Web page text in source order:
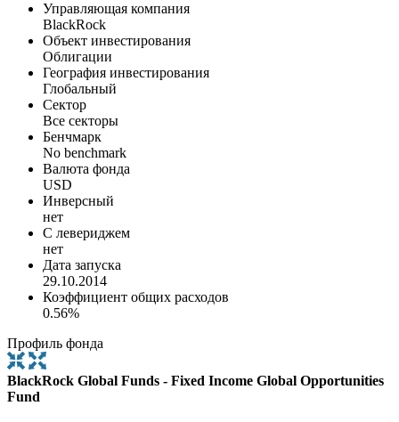
Управляющая компания
BlackRock
Объект инвестирования
Облигации
География инвестирования
Глобальный
Сектор
Все секторы
Бенчмарк
No benchmark
Валюта фонда
USD
Инверсный
нет
С левериджем
нет
Дата запуска
29.10.2014
Коэффициент общих расходов
0.56%
Профиль фонда
BlackRock Global Funds - Fixed Income Global Opportunities
Fund